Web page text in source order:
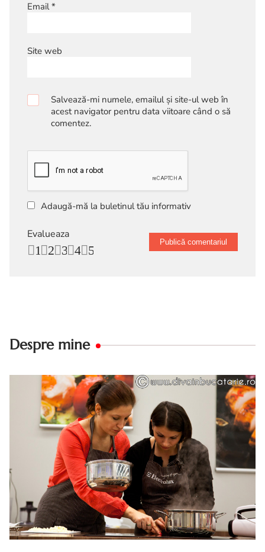
Email*
Site web
Salvează-mi numele, emailul și site-ul web în
acest navigator pentru data viitoare când o să
comentez.
Adaugă-mă la buletinul tău informativ
Evalueaza
5
4
3
2
1
Despre mine